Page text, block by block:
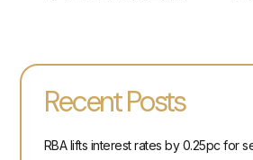
Recent Posts
RBA lifts interest rates by 0.25pc for